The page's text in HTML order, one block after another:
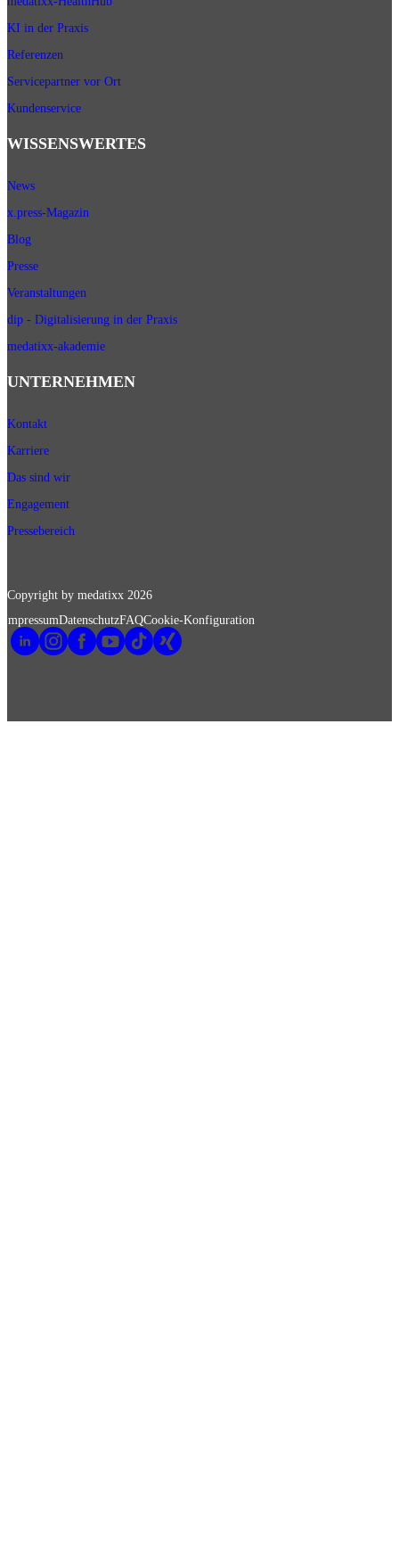
KI in der Praxis
Referenzen
Servicepartner vor Ort
Kundenservice
WISSENSWERTES
News
x.press-Magazin
Blog
Presse
Veranstaltungen
dip - Digitalisierung in der Praxis
medatixx-akademie
UNTERNEHMEN
Kontakt
Karriere
Das sind wir
Engagement
Pressebereich
Copyright by medatixx 2026
ImpressumDatenschutzFAQCookie-Konfiguration